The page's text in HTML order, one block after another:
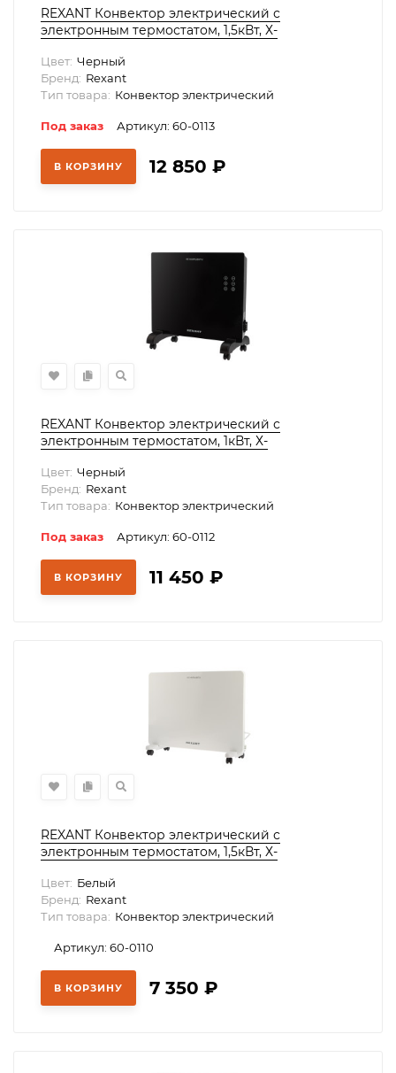
REXANT Конвектор электрический с
электронным термостатом, 1,5кВт, Х-
Цвет: Черный
Бренд: Rexant
Тип товара: Конвектор электрический
Под заказ Артикул: 60-0113
В КОРЗИНУ 12 850 ₽
REXANT Конвектор электрический с
электронным термостатом, 1кВт, Х-
Цвет: Черный
Бренд: Rexant
Тип товара: Конвектор электрический
Под заказ Артикул: 60-0112
В КОРЗИНУ 11 450 ₽
REXANT Конвектор электрический с
электронным термостатом, 1,5кВт, Х-
Цвет: Белый
Бренд: Rexant
Тип товара: Конвектор электрический
Артикул: 60-0110
В КОРЗИНУ 7 350 ₽